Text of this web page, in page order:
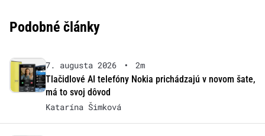
Podobné články
7. augusta 2026 •
2m
Tlačidlové AI telefóny Nokia prichádzajú v novom šate,
má to svoj dôvod
Katarína Šimková